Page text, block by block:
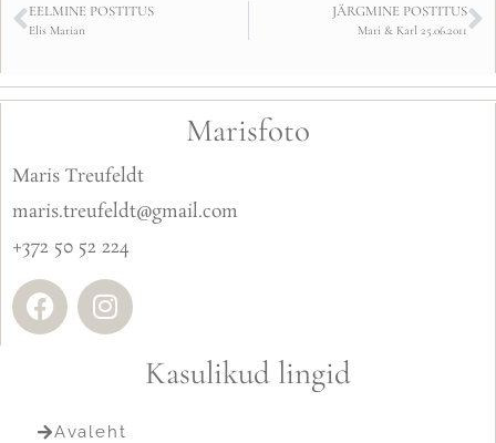
EELMINE POSTITUS
Elis Marian
JÄRGMINE POSTITUS
Mari & Karl 25.06.2011
Marisfoto
Maris Treufeldt
maris.treufeldt@gmail.com
+372 50 52 224
Kasulikud lingid
Avaleht